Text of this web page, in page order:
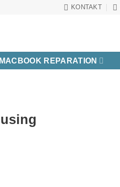
KONTAKT
MACBOOK REPARATION